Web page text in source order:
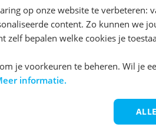
Werving
op onze website te verbeteren:
content. Zo kunnen we
zelf bepalen welke cookies je
je voorkeuren te beheren. Wil je
informatie.